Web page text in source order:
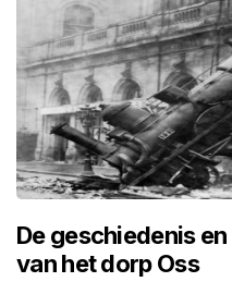
De geschiedenis
van het dorp Oss